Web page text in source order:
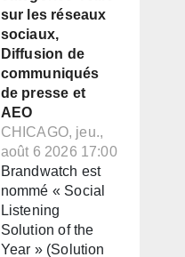
sur les réseaux
sociaux,
Diffusion de
communiqués
de presse et
AEO
CHICAGO, jeu.,
août 6 2026 17:00
Brandwatch est
nommé « Social
Listening
Solution of the
Year » (Solution